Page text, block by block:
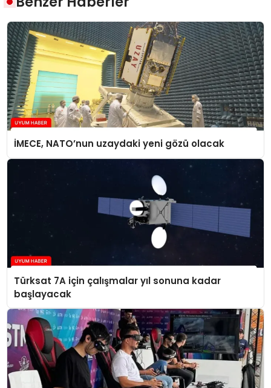
İMECE, NATO’nun uzaydaki yeni gözü olacak
Türksat 7A için çalışmalar yıl sonuna kadar
başlayacak